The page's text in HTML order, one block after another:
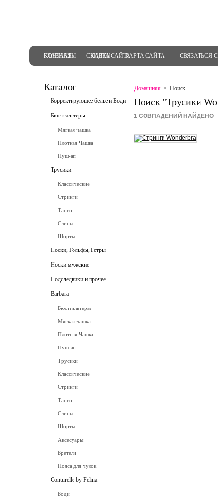
ГЛАВНАЯ СКИДКИ КАРТА САЙТА СВЯЗАТЬСЯ
КОНТАКТЫ КАРТА САЙТА
Каталог
Корректирующее белье и Боди
Бюстгальтеры
Мягкая чашка
Плотная Чашка
Пуш-ап
Трусики
Классические
Стринги
Танго
Слипы
Шорты
Носки, Гольфы, Гетры
Носки мужские
Подследники и прочее
Barbara
Бюстгальтеры
Мягкая чашка
Плотная Чашка
Пуш-ап
Трусики
Классические
Стринги
Танго
Слипы
Шорты
Аксесуары
Бретели
Пояса для чулок
Conturelle by Felina
Боди
Домашняя > Поиск
Поиск "Трусики
1 СОВПАДЕНИЙ НАЙДЕНО